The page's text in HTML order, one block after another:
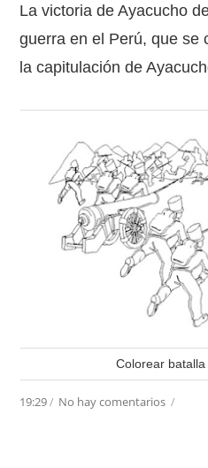
La victoria de Ayacucho
guerra en el Perú, que se
la capitulación de
Colorear
19:29/ No hay comentarios /